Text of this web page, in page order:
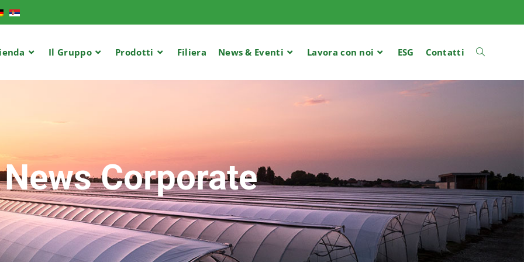
Il Gruppo Prodotti Filiera News & Eventi Lavora con noi ESG Contatti
News Corporate